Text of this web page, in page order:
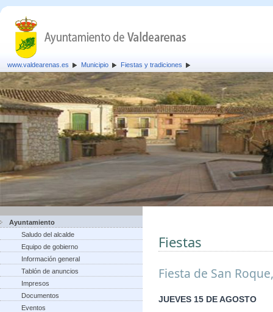
www.valdearenas.es Municipio Fiestas y tradiciones
Ayuntamiento
Saludo del alcalde
Equipo de gobierno
Información general
Tablón de anuncios
Impresos
Documentos
Eventos
Fiestas
Fiesta de San
JUEVES 15 DE AGOSTO